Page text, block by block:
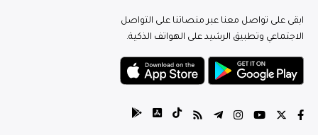
ابقى على تواصل معنا عبر منصاتنا على التواصل
الاجتماعي وتطبيق الرشيد على الهواتف الذكية.